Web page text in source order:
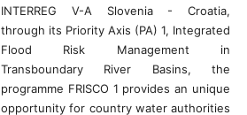
INTERREG V-A Slovenia - Croatia,
through its Priority Axis (PA) 1, Integrated
Flood Risk Management in
Transboundary River Basins, the
programme FRISCO 1 provides an unique
opportunity for country water authorities